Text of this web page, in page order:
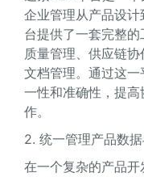
企业管理从产品设
台提供了一套完整的
质量管理、供应链
文档管理。通过这
一性和准确性，提
作。
2. 统一管理产品数
在一个复杂的产品